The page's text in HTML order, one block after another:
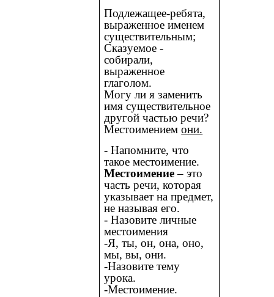
Подлежащее-ребята,
выраженное именем
существительным;
Сказуемое -
собирали,
выраженное
глаголом.
Могу ли я заменить
имя существительное
другой частью речи?
Местоимениемони.
- Напомните, что
такое местоимение.
Местоимение– это
часть речи, которая
указывает на предмет,
не называя его.
- Назовите личные
местоимения
-Я, ты, он, она, оно,
мы, вы, они.
-Назовите тему
урока.
-Местоимение.